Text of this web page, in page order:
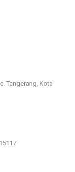
Tangerang, Kota